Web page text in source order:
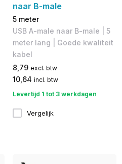
naar B-male
5 meter
USB A-male naar B-male | 5
meter lang | Goede kwaliteit
kabel
8,79 excl. btw
10,64 incl. btw
Levertijd 1 tot 3 werkdagen
Vergelijk